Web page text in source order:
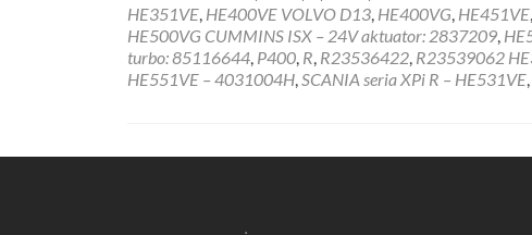
HE351VE, HE400VE VOLVO D13, HE400VG, HE451VE,
HE500VG CUMMINS ISX – 24V aktuator: 2837209,
turbo: 85116644, P400, R, R23536422, R23539062
HE551VE – 4031004H,SCANIA seria XPi R – HE531VE,